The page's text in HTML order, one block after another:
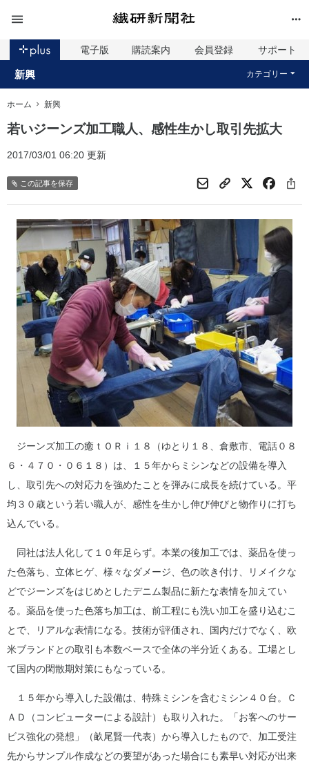
電子版 購読案内 会員登録 サポート
新興 カテゴリー
ホーム 新興
若いジーンズ加工職人、感性生かし取引先拡大
2017/03/01 06:20 更新
この記事を保存
ジーンズ加工の癒ｔＯＲｉ１８（ゆとり１８、倉敷市、電話０８
６・４７０・０６１８）は、１５年からミシンなどの設備を導入
し、取引先への対応力を強めたことを弾みに成長を続けている。平
均３０歳という若い職人が、感性を生かし伸び伸びと物作りに打ち
込んでいる。
同社は法人化して１０年足らず。本業の後加工では、薬品を使っ
た色落ち、立体ヒゲ、様々なダメージ、色の吹き付け、リメイクな
どでジーンズをはじめとしたデニム製品に新たな表情を加えてい
る。薬品を使った色落ち加工は、前工程にも洗い加工を盛り込むこ
とで、リアルな表情になる。技術が評価され、国内だけでなく、欧
米ブランドとの取引も本数ベースで全体の半分近くある。工場とし
て国内の閑散期対策にもなっている。
１５年から導入した設備は、特殊ミシンを含むミシン４０台。Ｃ
ＡＤ（コンピューターによる設計）も取り入れた。「お客へのサー
ビス強化の発想」（畝尾賢一代表）から導入したもので、加工受注
先からサンプル作成などの要望があった場合にも素早い対応が出来